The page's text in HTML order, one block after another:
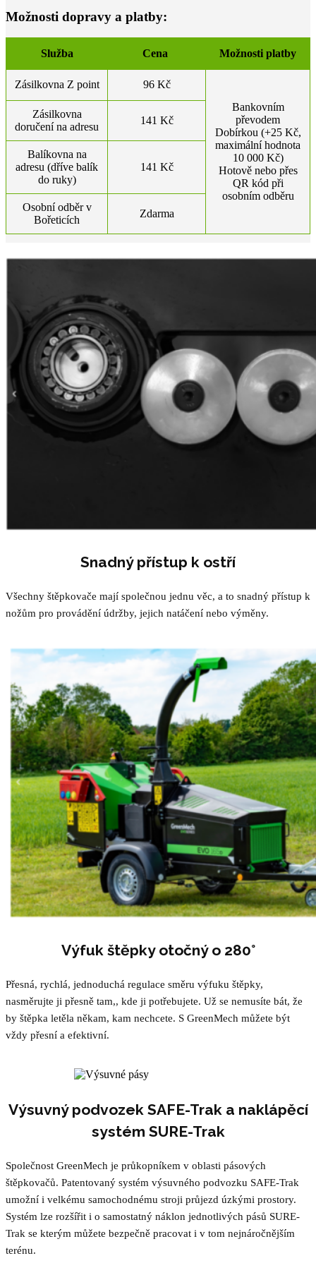
Možnosti dopravy a platby:
Služba Cena Možnosti platby
Zásilkovna Z point
96 Kč
Bankovním
převodem
Dobírkou (+25 Kč,
maximální hodnota
10 000 Kč)
Hotově nebo přes
QR kód při
osobním odběru
Zásilkovna
doručení na adresu
141 Kč
Balíkovna na
adresu (dříve balík
do ruky)
141 Kč
Osobní odběr v
Bořeticích
Zdarma
Snadný přístup k ostří
Všechny štěpkovače mají společnou jednu věc, a to snadný přístup k
nožům pro provádění údržby, jejich natáčení nebo výměny.
Výfuk štěpky otočný o 280°
Přesná, rychlá, jednoduchá regulace směru výfuku štěpky,
nasměrujte ji přesně tam,, kde ji potřebujete. Už se nemusíte bát, že
by štěpka letěla někam, kam nechcete. S GreenMech můžete být
vždy přesní a efektivní.
Výsuvný podvozek SAFE-Trak a naklápěcí
systém SURE-Trak
Společnost GreenMech je průkopníkem v oblasti pásových
štěpkovačů. Patentovaný systém výsuvného podvozku SAFE-Trak
umožní i velkému samochodnému stroji průjezd úzkými prostory.
Systém lze rozšířit i o samostatný náklon jednotlivých pásů SURE-
Trak se kterým můžete bezpečně pracovat i v tom nejnáročnějším
terénu.